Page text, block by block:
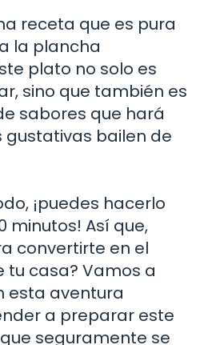
receta que es pura
la plancha
plato no solo es
sino que también es
sabores que hará
gustativas bailen de
¡puedes hacerlo
minutos! Así que,
convertirte en el
tu casa? Vamos a
esta aventura
a preparar este
seguramente se